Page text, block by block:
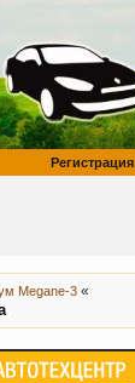
Регистрация
Megane-3 «